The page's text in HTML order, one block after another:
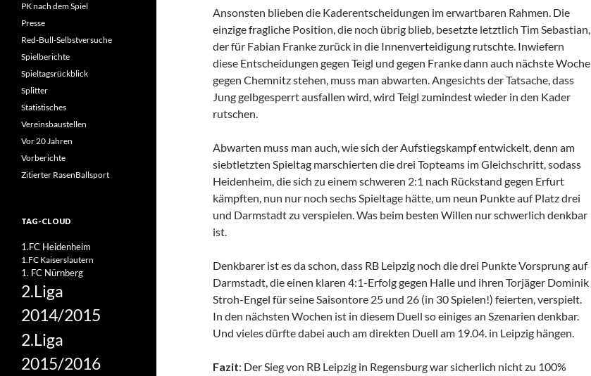
Ansonsten blieben die Kaderentscheidungen im erwartbaren Rahmen. Die
einzige fragliche Position, die noch übrig blieb, besetzte letztlich Tim Sebastian,
der für Fabian Franke zurück in die Innenverteidigung rutschte. Inwiefern
diese Entscheidungen gegen Teigl und gegen Franke dann auch nächste Woche
gegen Chemnitz stehen, muss man abwarten. Angesichts der Tatsache, dass
Jung gelbgesperrt ausfallen wird, wird Teigl zumindest wieder in den Kader
rutschen.
Abwarten muss man auch, wie sich der Aufstiegskampf entwickelt, denn am
siebtletzten Spieltag marschierten die drei Topteams im Gleichschritt, sodass
Heidenheim, die sich zu einem schweren 2:1 nach Rückstand gegen Erfurt
kämpften, nun nur noch sechs Spieltage hätte, um neun Punkte auf Platz drei
und Darmstadt zu verspielen. Was beim besten Willen nur schwerlich denkbar
ist.
Denkbarer ist es da schon, dass RB Leipzig noch die drei Punkte Vorsprung auf
Darmstadt, die einen klaren 4:1-Erfolg gegen Halle und ihren Torjäger Dominik
Stroh-Engel für seine Saisontore 25 und 26 (in 30 Spielen!) feierten, verspielt.
In den nächsten Wochen ist in diesem Duell so einiges an Szenarien denkbar.
Und vieles dürfte dabei auch am direkten Duell am 19.04. in Leipzig hängen.
Fazit: Der Sieg von RB Leipzig in Regensburg war sicherlich nicht zu 100%
PK nach dem Spiel
Presse
Red-Bull-Selbstversuche
Spielberichte
Spieltagsrückblick
Splitter
Statistisches
Vereinsbaustellen
Vor 20 Jahren
Vorberichte
Zitierter RasenBallsport
TAG-CLOUD
1.FC Heidenheim
1.FC Kaiserslautern
1. FC Nürnberg
2.Liga
2014/2015
2.Liga
2015/2016